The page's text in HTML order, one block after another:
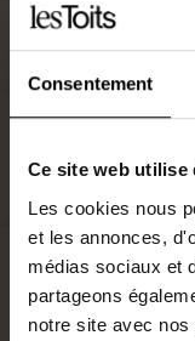
Consentement
Ce site web utilise
Les cookies nous
et les annonces,
médias sociaux et
partageons
notre site avec